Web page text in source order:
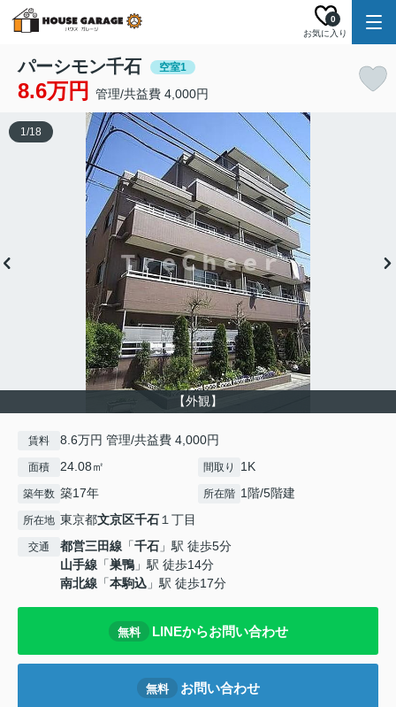
お気に入り
0
パーシモン千石 空室1
8.6万円 管理/共益費 4,000円
【外観】
1/18
賃料 8.6万円 管理/共益費 4,000円
面積 24.08㎡ 間取り 1K
築年数 築17年 所在階 1階/5階建
所在地 東京都文京区千石１丁目
交通 都営三田線 「千石 」駅 徒歩5分
山手線 「巣鴨 」駅 徒歩14分
南北線 「本駒込 」駅 徒歩17分
無料 LINEからお問い合わせ
無料 お問い合わせ